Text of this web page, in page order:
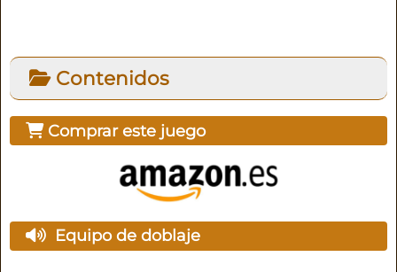
Contenidos
Comprar este juego
Equipo de doblaje